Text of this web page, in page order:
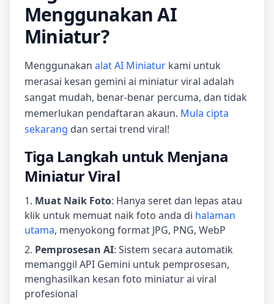
Menggunakan AI
Miniatur?
Menggunakan alat AI Miniatur kami untuk
merasai kesan gemini ai miniatur viral adalah
sangat mudah, benar-benar percuma, dan tidak
memerlukan pendaftaran akaun. Mula cipta
sekarang dan sertai trend viral!
Tiga Langkah untuk Menjana
Miniatur Viral
Muat Naik Foto: Hanya seret dan lepas atau
klik untuk memuat naik foto anda di halaman
utama, menyokong format JPG, PNG, WebP
Pemprosesan AI: Sistem secara automatik
memanggil API Gemini untuk pemprosesan,
menghasilkan kesan foto miniatur ai viral
profesional